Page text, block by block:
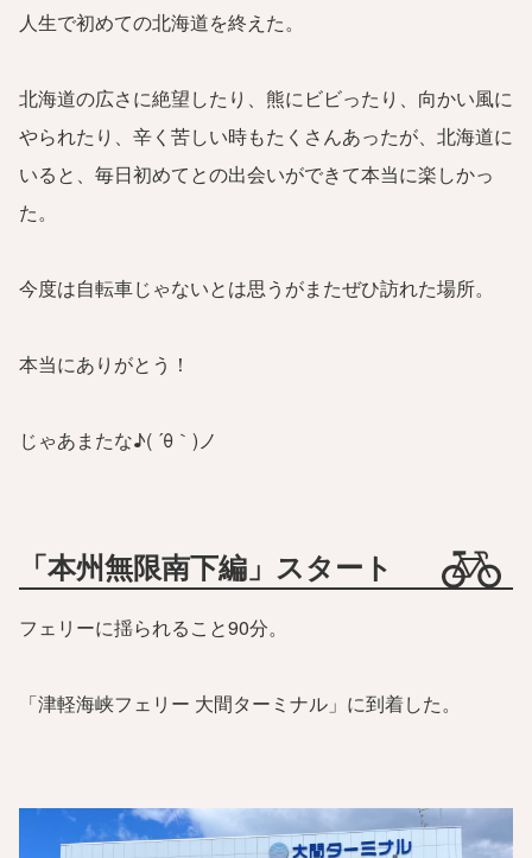
人生で初めての北海道を終えた。
北海道の広さに絶望したり、熊にビビったり、向かい風に
やられたり、辛く苦しい時もたくさんあったが、北海道に
いると、毎日初めてとの出会いができて本当に楽しかっ
た。
今度は自転車じゃないとは思うがまたぜひ訪れた場所。
本当にありがとう！
じゃあまたな♪( ´θ｀)ノ
「本州無限南下編」スタート
フェリーに揺られること90分。
「津軽海峡フェリー 大間ターミナル」に到着した。